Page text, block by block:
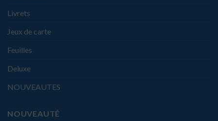
Livrets
Jeux de carte
Feuilles
Deluxe
NOUVEAUTES
NOUVEAUTÉ